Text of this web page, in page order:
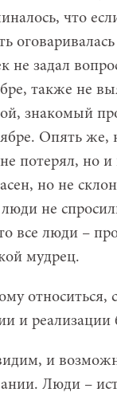
что
задал
также не
знакомый
Опять же,
потерял, но
но не
не
все люди –
мудрец.
относиться,
и реализации
и
Люди –